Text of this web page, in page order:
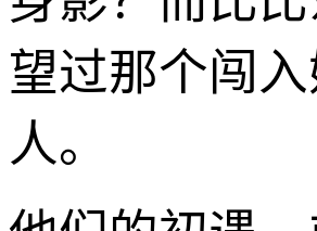
望过那个闯
人。